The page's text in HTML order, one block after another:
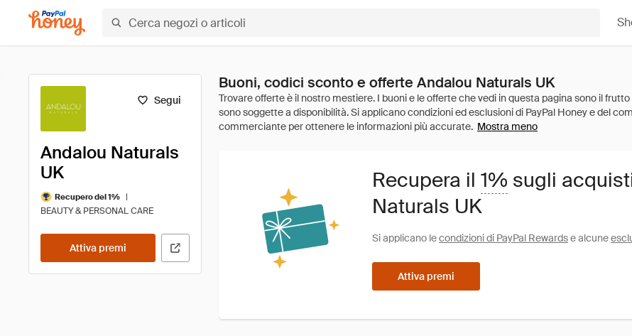
Segui
Andalou Naturals
UK
Recupero del 1%
|
BEAUTY & PERSONAL CARE
Attiva premi
Buoni, codici sconto e offerte Andalou Naturals UK
Mostra meno
Recupera il 1% sugli
Naturals UK
Si applicano lecondizioni di PayPal Rewardse alcune
Attiva premi